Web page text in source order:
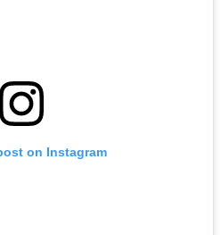
on Instagram